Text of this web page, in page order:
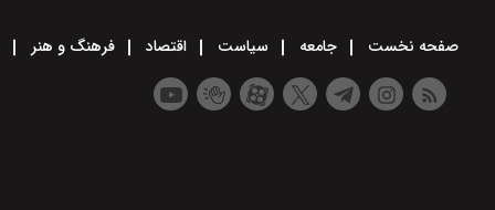
صفحه نخست جامعه سیاست اقتصاد فرهنگ و هنر